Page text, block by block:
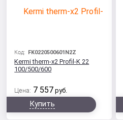
Код: FK0220500601N2Z
Kermi therm-x2 Profil-K 22
100/500/600
Цена: 7 557 руб.
Купить